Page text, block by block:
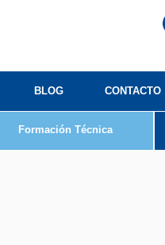
BLOG CONTACTO
Formación Técnica